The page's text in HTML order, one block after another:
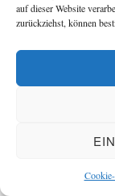
auf dieser Website
zurückziehst, können
31